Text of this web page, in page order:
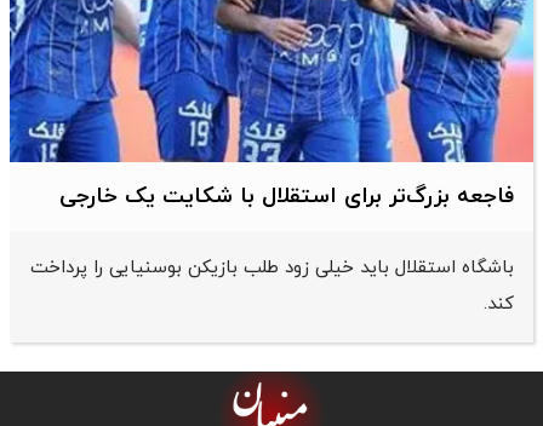
فاجعه بزرگ‌تر برای استقلال با شکایت یک خارجی
باشگاه استقلال باید خیلی زود طلب بازیکن بوسنیایی را پرداخت
کند.